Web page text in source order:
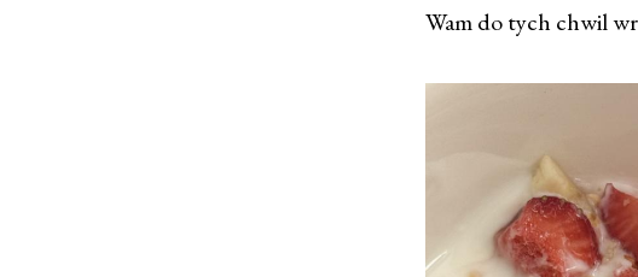
Wam do tych chwil